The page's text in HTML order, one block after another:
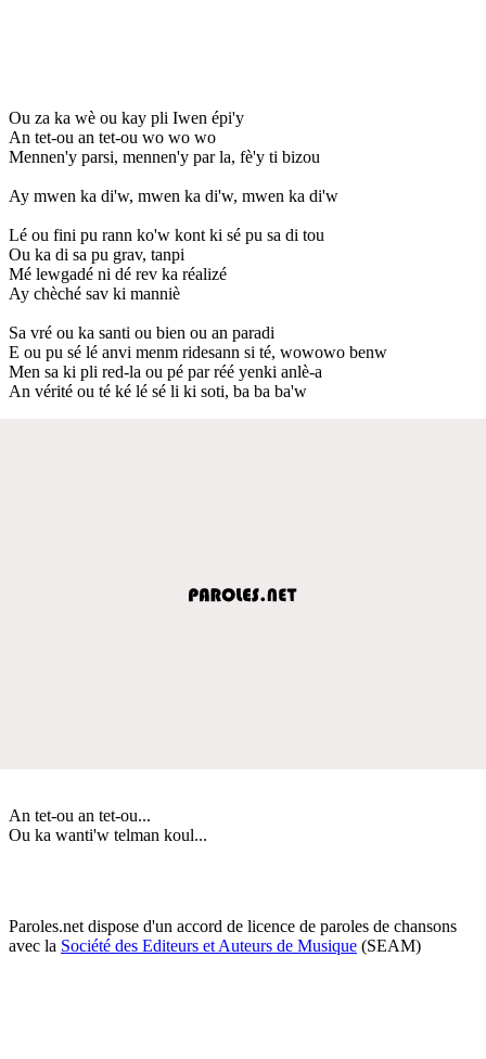
Ou za ka wè ou kay pli Iwen épi'y
An tet-ou an tet-ou wo wo wo
Mennen'y parsi, mennen'y par la, fè'y ti bizou
Ay mwen ka di'w, mwen ka di'w, mwen ka di'w
Lé ou fini pu rann ko'w kont ki sé pu sa di tou
Ou ka di sa pu grav, tanpi
Mé lewgadé ni dé rev ka réalizé
Ay chèché sav ki manniè
Sa vré ou ka santi ou bien ou an paradi
E ou pu sé lé anvi menm ridesann si té, wowowo benw
Men sa ki pli red-la ou pé par réé yenki anlè-a
An vérité ou té ké lé sé li ki soti, ba ba ba'w
An tet-ou an tet-ou...
Ou ka wanti'w telman koul...
Paroles.net dispose d'un accord de licence de paroles de chansons
avec la Société des Editeurs et Auteurs de Musique (SEAM)